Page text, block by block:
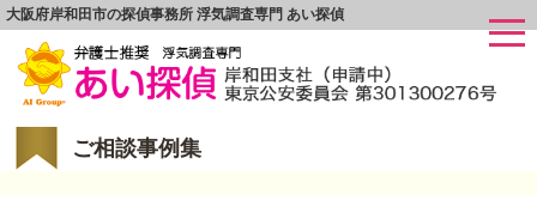
大阪府岸和田市の探偵事務所 浮気調査専門 あい探偵
ご相談事例集